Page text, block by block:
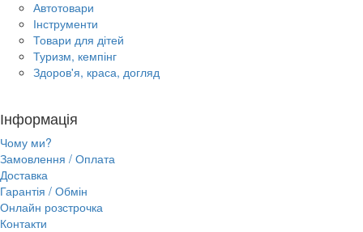
Автотовари
Інструменти
Товари для дітей
Туризм, кемпінг
Здоров'я, краса, догляд
Інформація
Чому ми?
Замовлення / Оплата
Доставка
Гарантія / Обмін
Онлайн розстрочка
Контакти